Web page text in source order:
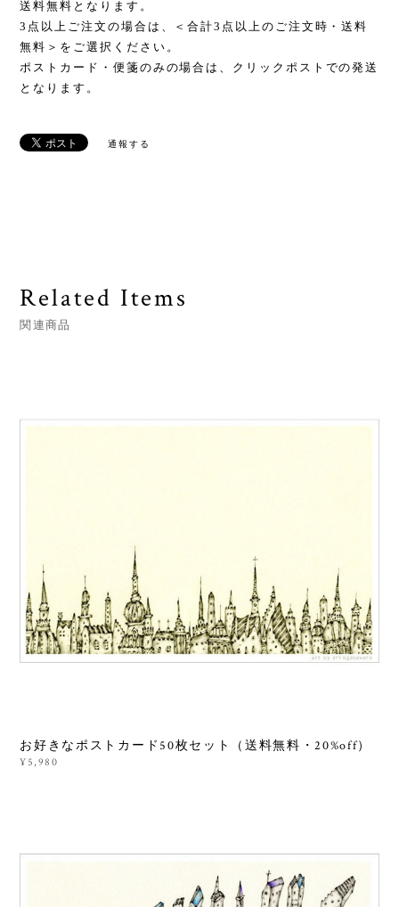
送料無料となります。
3点以上ご注文の場合は、＜合計3点以上のご注文時・送料
無料＞をご選択ください。
ポストカード・便箋のみの場合は、クリックポストでの発送
となります。
通報する
Related Items
関連商品
お好きなポストカード50枚セット（送料無料・20%off）
¥5,980